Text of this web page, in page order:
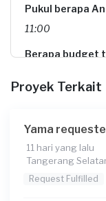
Pukul berapa
11:00
Berapa budget
Proyek Terkait
Yama
11 hari yang lalu
Tangerang
Request Fulfilled